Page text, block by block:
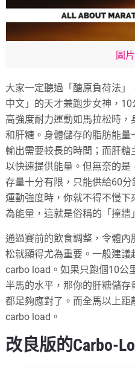
圖
大家一定聽過「醣原負荷法
中文」的天才兼跑步女神，
高強度耐力運動如馬拉松時
和肝糖。身體儲存的脂肪能
輸出需要較長的時間；而肝
以快速提供能量。但無奈的
存量十分有限，只能供給60
運動強度時，你就不得不慢
為能量，這就是俗稱的「撞牆
通過賽前的飲食調整，令體
松就顯得尤為重要。一般建
carbo load。如果只跑個10公
半馬的水平，那你的肝糖儲
都足夠應對了。而全馬以上
carbo load。
改良版的Carbo-